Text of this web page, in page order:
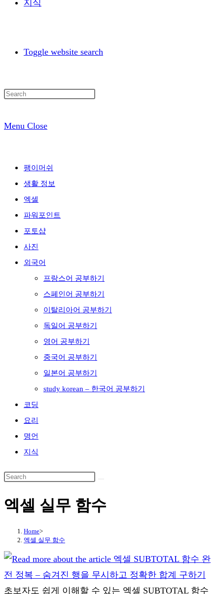
지식
Toggle website search
Menu Close
팽이머쉬
생활 정보
엑셀
파워포인트
포토샵
사진
외국어
프랑스어 공부하기
스페인어 공부하기
이탈리아어 공부하기
독일어 공부하기
영어 공부하기
중국어 공부하기
일본어 공부하기
study korean – 한국어 공부하기
코딩
요리
명언
지식
엑셀 실무 함수
Home>
엑셀 실무 함수
초보자도 쉽게 이해할 수 있는 엑셀 SUBTOTAL 함수